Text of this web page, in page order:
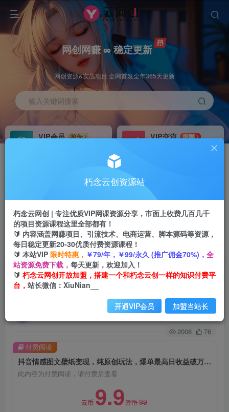
网创网赚 ∞ 稳定更新
网创资源&实战项目 全网首发全年365天更新
输入关键词搜索
VIP会员
抢先
VIP交流
群聊
研究探讨更多创业项目路子。
会员专属推广链接
四导航 导航
APP下载
GO
首页 创业课程 会员免费 正文
抖音情感图文壁纸变现，纯原创玩法，爆单最高日
收益破万，精品稳定低保项目
关注 私信
2008 76
抖音情感图文壁纸变现，纯原创玩法，爆单最高日收益破万，精品稳定低保项目
此内容为付费阅读，请付费后查看
云币 9.9云币99
付费阅读
朽念云创资源站
朽念云网创 | 专注优质VIP网课资源分享，市面上收费几百几千
的项目资源课程这里全部都有！
🔰 内容涵盖网赚项目、引流技术、电商运营、脚本源码等资源，
每日稳定更新20-30优质付费资源课程！
🔰 本站VIP 限时特惠， ￥79/年，￥99/永久 (推广佣金70%)， 全
站资源免费下载， 每天更新，欢迎加入！
🔰 朽念云网创开放加盟，搭建一个和朽念云创一样的知识付费平
台， 站长微信：XiuNian__
开通VIP会员 加盟当站长